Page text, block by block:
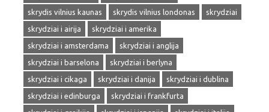
skrydis vilnius kaunas
skrydis vilnius londonas
skrydziai
skrydziai i airija
skrydziai i amerika
skrydziai i amsterdama
skrydziai i anglija
skrydziai i barselona
skrydziai i berlyna
skrydziai i cikaga
skrydziai i danija
skrydziai i dublina
skrydziai i edinburga
skrydziai i frankfurta